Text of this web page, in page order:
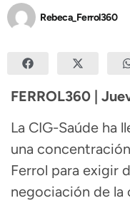
Rebeca_Ferrol360
FERROL360 |
La CIG-Saúde ha
una
Ferrol para exigir
negociación de la